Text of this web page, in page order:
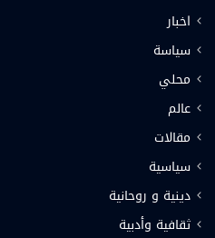
اخبار
سياسة
محلي
عالم
مقالات
سياسية
دينية و روحانية
ثقافية وأدبية